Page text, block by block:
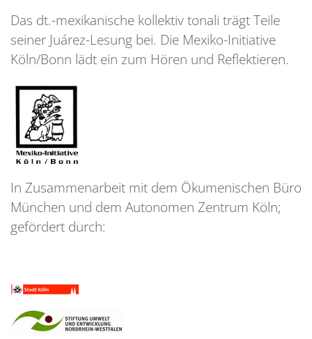
Das dt.-mexikanische kollektiv tonali trägt Teile
seiner Juárez-Lesung bei. Die Mexiko-Initiative
Köln/Bonn lädt ein zum Hören und Reflektieren.
In Zusammenarbeit mit dem Ökumenischen Büro
München und dem Autonomen Zentrum Köln;
gefördert durch: